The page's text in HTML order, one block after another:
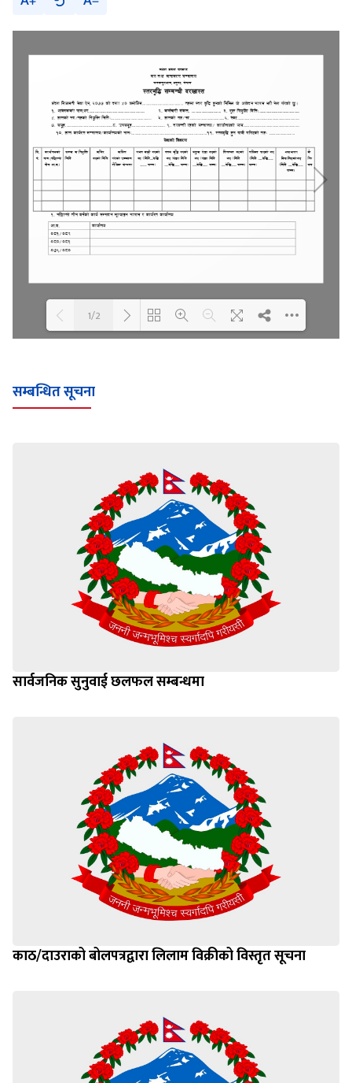
1/2
सम्बन्धित सूचना
सार्वजनिक सुनुवाई छलफल सम्बन्धमा
काठ/दाउराको बोलपत्रद्वारा लिलाम विक्रीको विस्तृत सूचना